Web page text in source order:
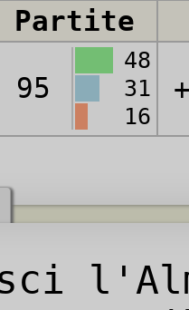
Partite
95
48
31
16